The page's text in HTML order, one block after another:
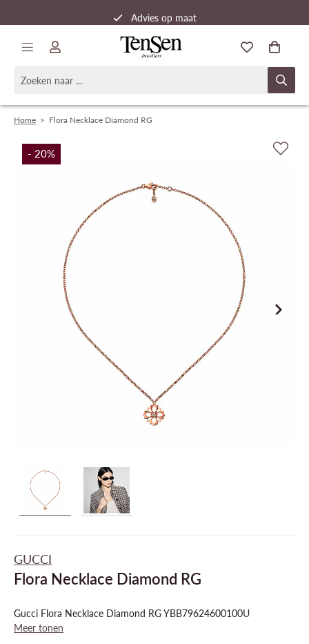
Advies op maat
Snelle verzending
Home > Flora Necklace Diamond RG
- 20%
GUCCI
Flora Necklace Diamond RG
Gucci Flora Necklace Diamond RG YBB79624600100U
Meer tonen